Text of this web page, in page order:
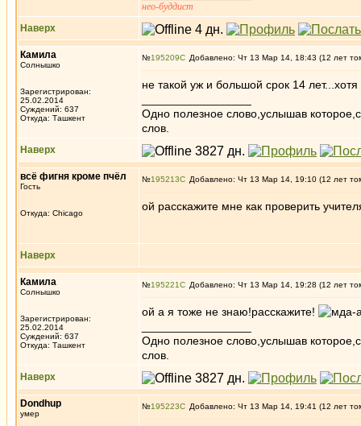
нео-буддист
Наверх
Камила
Солнышко
Зарегистрирован:
25.02.2014
Суждений: 637
Откуда: Ташкент
№195209 Добавлено: Чт 13 Мар 14, 18:43 (12 лет
не такой уж и большой срок 14
Одно полезное слово,услышав
слов.
Наверх
всё фигня кроме пчёл
Гость
Откуда: Chicago
№195213 Добавлено: Чт 13 Мар 14, 19:10 (12 лет
ой расскажите мне как проверить
Наверх
Камила
Солнышко
Зарегистрирован:
25.02.2014
Суждений: 637
Откуда: Ташкент
№195221 Добавлено: Чт 13 Мар 14, 19:28 (12 лет
ой а я тоже не знаю!расскажите!
Одно полезное слово,услышав
слов.
Наверх
Dondhup
умер
№195223 Добавлено: Чт 13 Мар 14, 19:41 (12 лет